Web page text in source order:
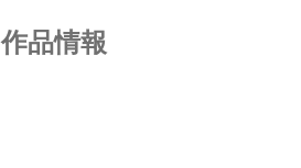
作品情報